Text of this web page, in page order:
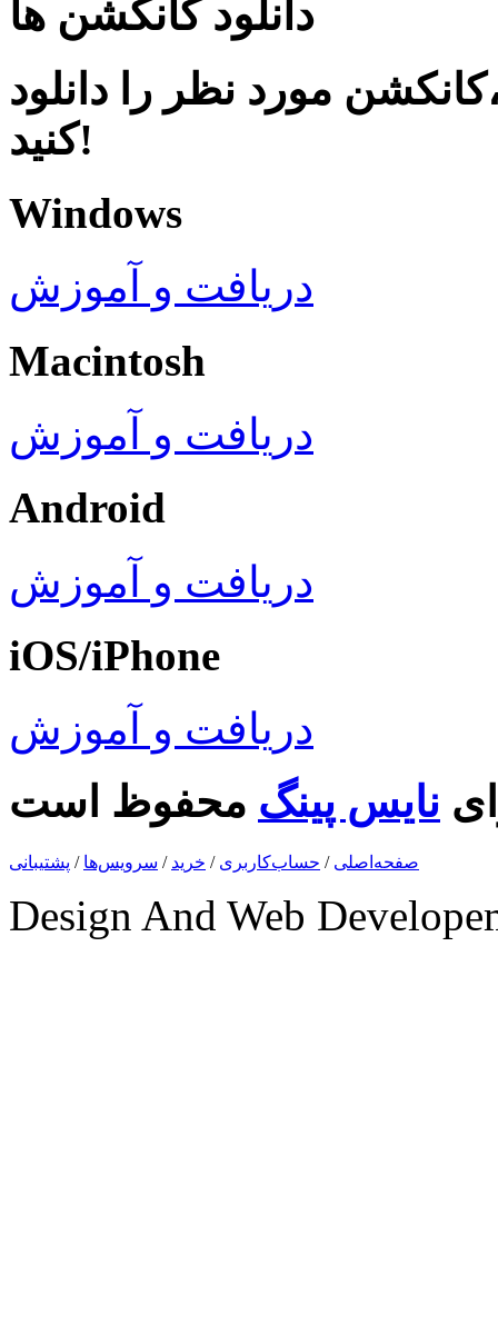
دانلود کانکشن ها
مورد نظر را دانلود
کنید!
Windows
دریافت و آموزش
Macintosh
دریافت و آموزش
Android
دریافت و آموزش
iOS/iPhone
دریافت و آموزش
نایس پینگ
صفحه‌اصلی / حساب‌کاربری / خرید / سرویس‌ها / پشتیبانی
Design And Web